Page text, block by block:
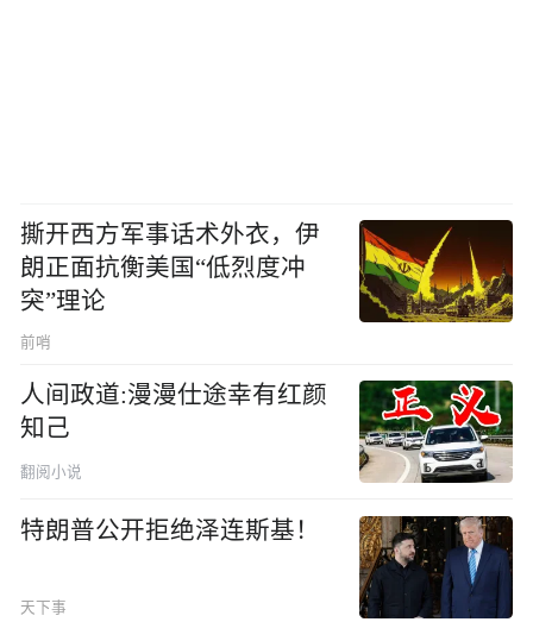
撕开西方军事话术外衣，伊
朗正面抗衡美国“低烈度冲
突”理论
前哨
人间政道:漫漫仕途幸有红颜
知己
翻阅小说
特朗普公开拒绝泽连斯基！
天下事